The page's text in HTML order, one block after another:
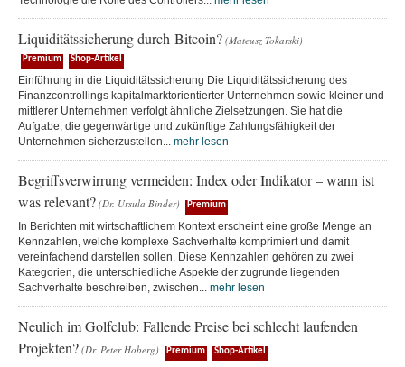
Liquiditätssicherung durch Bitcoin? (Mateusz Tokarski)
Premium Shop-Artikel
Einführung in die Liquiditätssicherung Die Liquiditätssicherung des
Finanzcontrollings kapitalmarktorientierter Unternehmen sowie kleiner und
mittlerer Unternehmen verfolgt ähnliche Zielsetzungen. Sie hat die
Aufgabe, die gegenwärtige und zukünftige Zahlungsfähigkeit der
Unternehmen sicherzustellen... mehr lesen
Begriffsverwirrung vermeiden: Index oder Indikator – wann ist
was relevant? (Dr. Ursula Binder) Premium
In Berichten mit wirtschaftlichem Kontext erscheint eine große Menge an
Kennzahlen, welche komplexe Sachverhalte komprimiert und damit
vereinfachend darstellen sollen. Diese Kennzahlen gehören zu zwei
Kategorien, die unterschiedliche Aspekte der zugrunde liegenden
Sachverhalte beschreiben, zwischen... mehr lesen
Neulich im Golfclub: Fallende Preise bei schlecht laufenden
Projekten? (Dr. Peter Hoberg) Premium Shop-Artikel